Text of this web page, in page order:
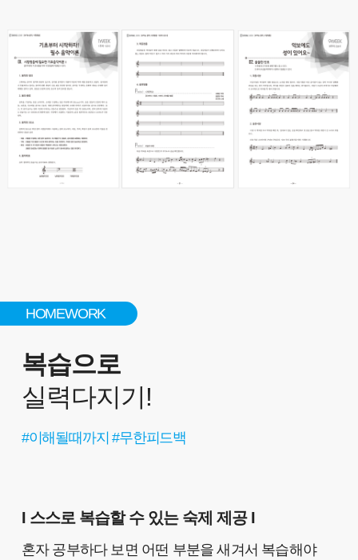
HOMEWORK
복습으로
실력다지기!
#이해될때까지 #무한피드백
I 스스로 복습할 수 있는 숙제 제공 I
혼자 공부하다 보면 어떤 부분을 새겨서 복습해야